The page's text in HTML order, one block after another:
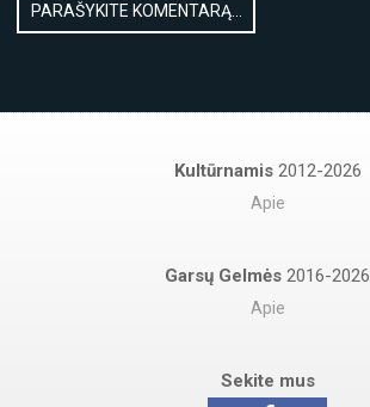
Kultūrnamis 2012-2026
Apie
Garsų Gelmės 2016-2026
Apie
Sekite mus